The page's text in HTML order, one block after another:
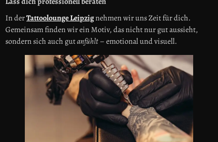
In derTattoolounge Leipzignehmen wir uns Zeit für dich.
Gemeinsam finden wir ein Motiv, das nicht nur gut aussieht,
sondern sich auch gutanfühlt– emotional und visuell.